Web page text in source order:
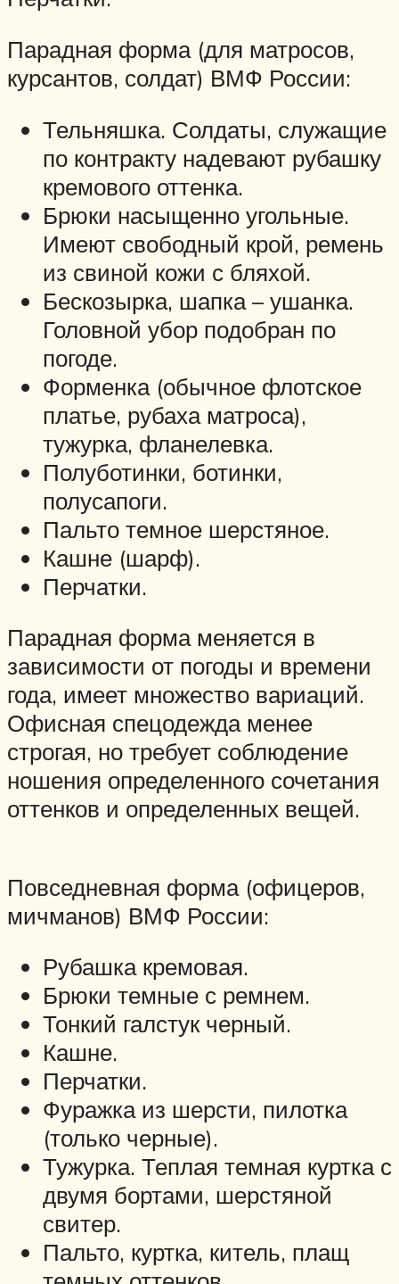
Парадная форма (для матросов,
курсантов, солдат) ВМФ России:
Тельняшка. Солдаты, служащие
по контракту надевают рубашку
кремового оттенка.
Брюки насыщенно угольные.
Имеют свободный крой, ремень
из свиной кожи с бляхой.
Бескозырка, шапка – ушанка.
Головной убор подобран по
погоде.
Форменка (обычное флотское
платье, рубаха матроса),
тужурка, фланелевка.
Полуботинки, ботинки,
полусапоги.
Пальто темное шерстяное.
Кашне (шарф).
Перчатки.
Парадная форма меняется в
зависимости от погоды и времени
года, имеет множество вариаций.
Офисная спецодежда менее
строгая, но требует соблюдение
ношения определенного сочетания
оттенков и определенных вещей.
Повседневная форма (офицеров,
мичманов) ВМФ России:
Рубашка кремовая.
Брюки темные с ремнем.
Тонкий галстук черный.
Кашне.
Перчатки.
Фуражка из шерсти, пилотка
(только черные).
Тужурка. Теплая темная куртка с
двумя бортами, шерстяной
свитер.
Пальто, куртка, китель, плащ